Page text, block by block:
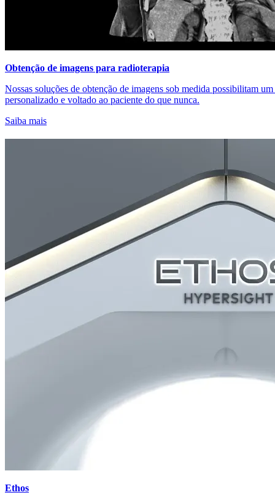
Obtenção de imagens para radioterapia
Nossas soluções de obtenção de imagens sob medida possibilitam
personalizado e voltado ao paciente do que nunca.
Saiba mais
Ethos